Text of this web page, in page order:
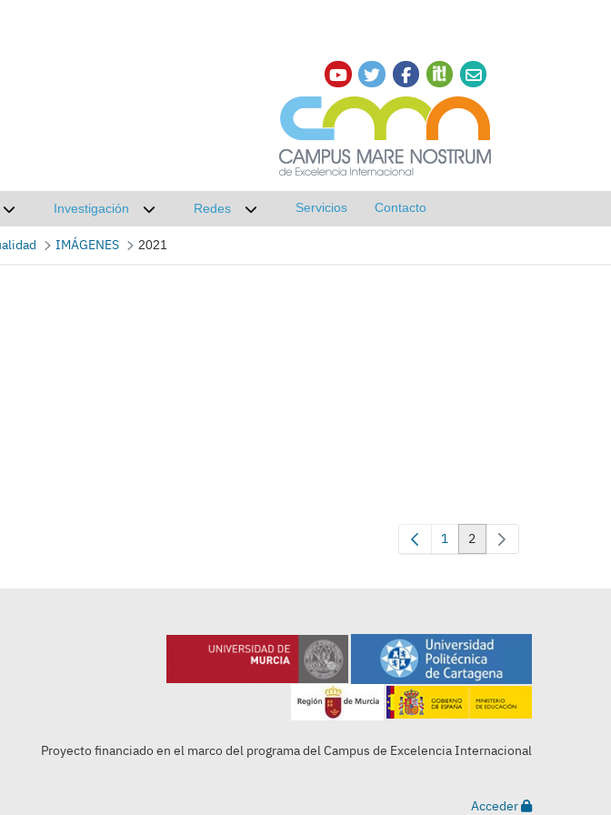
de Actualidad
Desplegar submenú de Docencia
Investigación
Desplegar submenú de Investigación
Redes
Desplegar submenú de Redes
Servicios Contacto
IMÁGENES 2021
Page
1 Page
2
Proyecto financiado en el marco del programa del Campus de Excelencia Internacional
Acceder